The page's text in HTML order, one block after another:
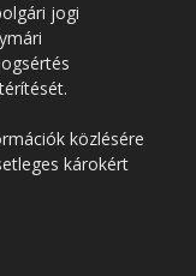
jogi
közlésére
károkért